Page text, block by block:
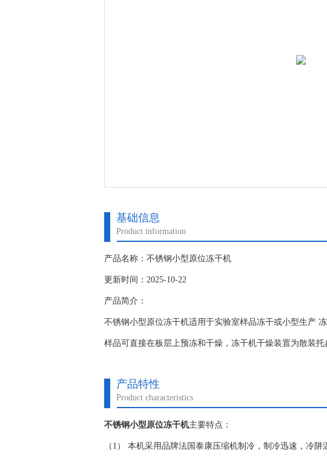
基础信息
Product information
产品名称：不锈钢小型原位冻干机
更新时间：2025-10-22
产品简介：
不锈钢小型原位冻干机适用于实验室样品冻干或小型生产
样品可直接在板层上预冻和干燥，冻干机干燥装置为散装托
产品特性
Product characteristics
不锈钢小型原位冻干机主要特点：
（1） 本机采用品牌法国泰康压缩机制冷，制冷迅速，冷阱